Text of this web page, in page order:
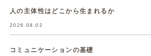
人の主体性はどこから生まれるか
2026.08.02
コミュニケーションの基礎